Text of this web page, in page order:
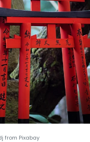
from Pixabay